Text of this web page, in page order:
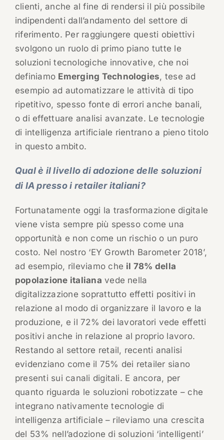
clienti, anche al fine di rendersi il più possibile
indipendenti dall’andamento del settore di
riferimento. Per raggiungere questi obiettivi
svolgono un ruolo di primo piano tutte le
soluzioni tecnologiche innovative, che noi
definiamo Emerging Technologies, tese ad
esempio ad automatizzare le attività di tipo
ripetitivo, spesso fonte di errori anche banali,
o di effettuare analisi avanzate. Le tecnologie
di intelligenza artificiale rientrano a pieno titolo
in questo ambito.
Qual è il livello di adozione delle soluzioni
di IA presso i retailer italiani?
Fortunatamente oggi la trasformazione digitale
viene vista sempre più spesso come una
opportunità e non come un rischio o un puro
costo. Nel nostro ‘EY Growth Barometer 2018’,
ad esempio, rileviamo che il 78% della
popolazione italiana vede nella
digitalizzazione soprattutto effetti positivi in
relazione al modo di organizzare il lavoro e la
produzione, e il 72% dei lavoratori vede effetti
positivi anche in relazione al proprio lavoro.
Restando al settore retail, recenti analisi
evidenziano come il 75% dei retailer siano
presenti sui canali digitali. E ancora, per
quanto riguarda le soluzioni robotizzate – che
integrano nativamente tecnologie di
intelligenza artificiale – rileviamo una crescita
del 53% nell’adozione di soluzioni ‘intelligenti’